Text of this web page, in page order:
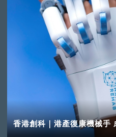
香港創科｜港產復康機械手